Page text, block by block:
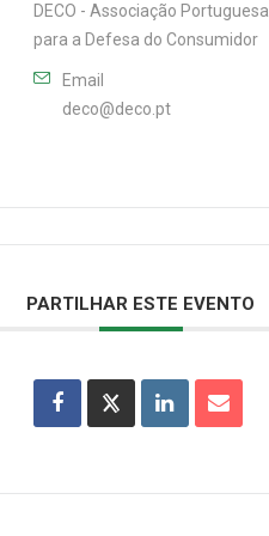
DECO - Associação Portuguesa
para a Defesa do Consumidor
Email
deco@deco.pt
PARTILHAR ESTE EVENTO